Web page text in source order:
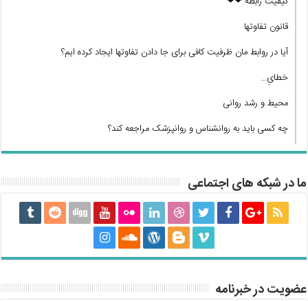
قانون تفاوتها
آیا در روابط مان ظرفیت کافی برای جا دادن تفاوتها ایجاد کرده ایم؟
خطایِ…
محیط و رشد روانی
چه کسی باید به روانشناس و روانپزشک مراجعه کند؟
ما در شبکه های اجتماعی
عضویت در خبرنامه